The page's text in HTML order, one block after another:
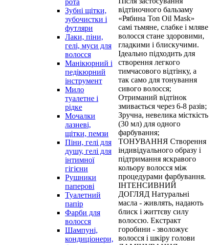
рота
Зубні щітки,
зубочистки і
футляри
Лаки, піни,
гелі, муси для
волосся
Манікюрний і
педікюрний
інструмент
Мило
туалетне і
рідке
Мочалки
лазневі,
щітки, пемзи
Піни, гелі для
душу, гелі для
інтимної
гігієни
Рушники
паперові
Туалетний
папір
Фарби для
волосся
Шампуні,
кондиціонери,
відтіночного бальзаму
«Рябина Ton Oil Mask»
самі тьмяне, слабке і мляве
волосся стане здоровими,
гладкими і блискучими.
Ідеально підходить для
створення легкого
тимчасового відтінку, а
так само для тонування
сивого волосся;
Отриманий відтінок
змивається через 6-8 разів;
Зручна, невелика місткість
(30 мл) для одного
фарбування;
ТОНУВАННЯ Створення
індивідуального образу і
підтримання яскравого
кольору волосся між
процедурами фарбування.
ІНТЕНСИВНИЙ
ДОГЛЯД Натуральні
масла - живлять, надають
блиск і життєву силу
волоссю. Екстракт
горобини - зволожує
волосся і шкіру голови